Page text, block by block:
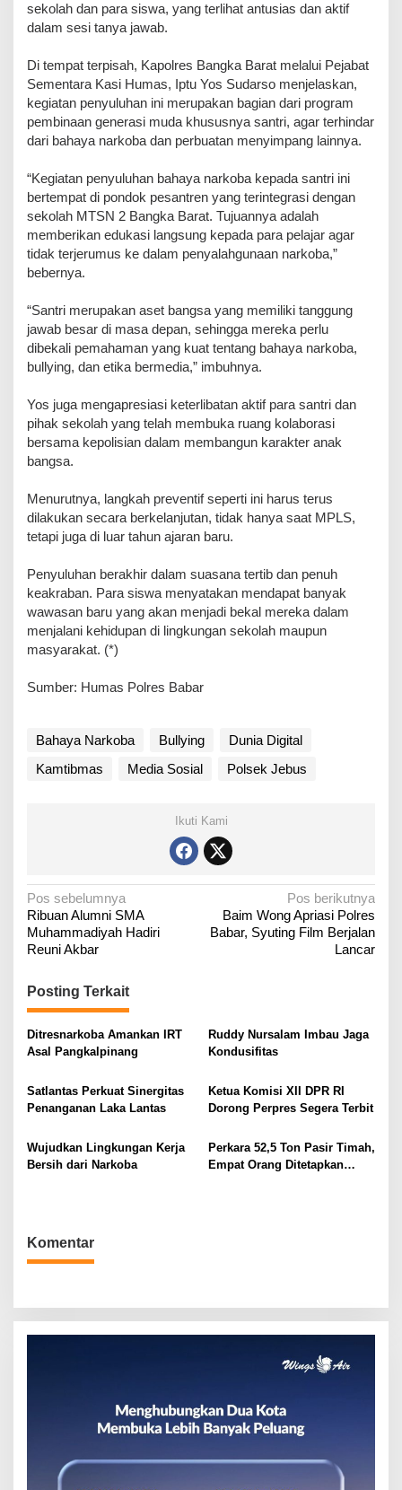
sekolah dan para siswa, yang terlihat antusias dan aktif
dalam sesi tanya jawab.
Di tempat terpisah, Kapolres Bangka Barat melalui Pejabat
Sementara Kasi Humas, Iptu Yos Sudarso menjelaskan,
kegiatan penyuluhan ini merupakan bagian dari program
pembinaan generasi muda khususnya santri, agar terhindar
dari bahaya narkoba dan perbuatan menyimpang lainnya.
“Kegiatan penyuluhan bahaya narkoba kepada santri ini
bertempat di pondok pesantren yang terintegrasi dengan
sekolah MTSN 2 Bangka Barat. Tujuannya adalah
memberikan edukasi langsung kepada para pelajar agar
tidak terjerumus ke dalam penyalahgunaan narkoba,”
bebernya.
“Santri merupakan aset bangsa yang memiliki tanggung
jawab besar di masa depan, sehingga mereka perlu
dibekali pemahaman yang kuat tentang bahaya narkoba,
bullying, dan etika bermedia,” imbuhnya.
Yos juga mengapresiasi keterlibatan aktif para santri dan
pihak sekolah yang telah membuka ruang kolaborasi
bersama kepolisian dalam membangun karakter anak
bangsa.
Menurutnya, langkah preventif seperti ini harus terus
dilakukan secara berkelanjutan, tidak hanya saat MPLS,
tetapi juga di luar tahun ajaran baru.
Penyuluhan berakhir dalam suasana tertib dan penuh
keakraban. Para siswa menyatakan mendapat banyak
wawasan baru yang akan menjadi bekal mereka dalam
menjalani kehidupan di lingkungan sekolah maupun
masyarakat. (*)
Sumber: Humas Polres Babar
Bahaya Narkoba Bullying
Dunia Digital
Kamtibmas
Media Sosial Polsek Jebus
Ikuti Kami
N
a
v
g
a
s
p
o
Pos sebelumnya
Ribuan Alumni SMA
Muhammadiyah Hadiri
Reuni Akbar
Pos berikutnya
Baim Wong Apriasi Polres
Babar, Syuting Film Berjalan
Lancar
Posting Terkait
Ditresnarkoba Amankan IRT
Asal Pangkalpinang
Ruddy Nursalam Imbau Jaga
Kondusifitas
Satlantas Perkuat Sinergitas
Penanganan Laka Lantas
Ketua Komisi XII DPR RI
Dorong Perpres Segera Terbit
Wujudkan Lingkungan Kerja
Bersih dari Narkoba
Perkara 52,5 Ton Pasir Timah,
Empat Orang Ditetapkan
Komentar